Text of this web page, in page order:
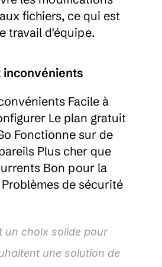
fichiers, ce qui est
travail d'équipe.
inconvénients
Facile à
Le plan gratuit
Fonctionne sur de
Plus cher que
Bon pour la
de sécurité
un choix solide pour
une solution de